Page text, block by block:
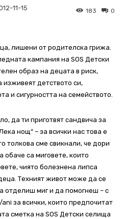
11-15 0
183
лишени от родителска грижа.
кампания на SOS Детски
образ на децата в риск,
детството си,
и сигурността на семейството.
да ти приготвят сандвича за
нощ“ – за всички нас това е
толкова сме свикнали, че дори
са миговете, които
чиято болезнена липса
Техният живот може да се
отделиш миг и да помогнеш – с
за всички, които предпочитат
сметка на SOS Детски селища